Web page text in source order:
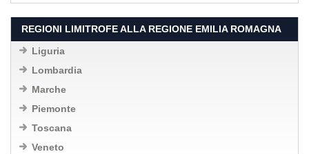
REGIONI LIMITROFE ALLA REGIONE EMILIA ROMAGNA
Liguria
Lombardia
Marche
Piemonte
Toscana
Veneto